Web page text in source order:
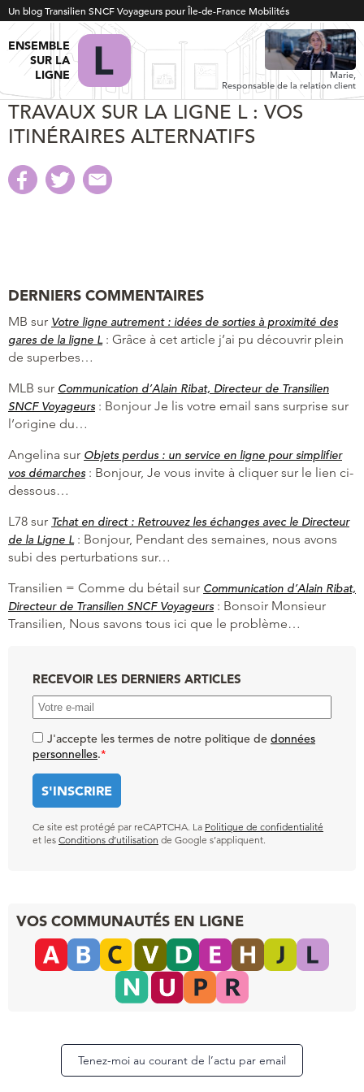
Un blog Transilien SNCF Voyageurs pour Île-de-France Mobilités
ENSEMBLE
SUR LA
LIGNE
Marie,
Responsable de la relation client
TRAVAUX SUR LA LIGNE L : VOS
ITINÉRAIRES ALTERNATIFS
DERNIERS COMMENTAIRES
MB sur Votre ligne autrement : idées de sorties à proximité des
gares de la ligne L: Grâce à cet article j’ai pu découvrir plein
de superbes…
MLB sur Communication d’Alain Ribat, Directeur de Transilien
SNCF Voyageurs : Bonjour Je lis votre email sans surprise sur
l’origine du…
Angelina sur Objets perdus : un service en ligne pour simplifier
vos démarches : Bonjour, Je vous invite à cliquer sur le lien ci-
dessous…
L78 sur Tchat en direct : Retrouvez les échanges avec le Directeur
de la Ligne L: Bonjour, Pendant des semaines, nous avons
subi des perturbations sur…
Transilien = Comme du bétail sur Communication d’Alain Ribat,
Directeur de Transilien SNCF Voyageurs : Bonsoir Monsieur
Transilien, Nous savons tous ici que le problème…
RECEVOIR LES DERNIERS ARTICLES
J'accepte les termes de notre politique de données
personnelles.*
Ce site est protégé par reCAPTCHA. La Politique de confidentialité
et les Conditions d’utilisation de Google s’appliquent.
VOS COMMUNAUTÉS EN LIGNE
Tenez-moi au courant de l’actu par email